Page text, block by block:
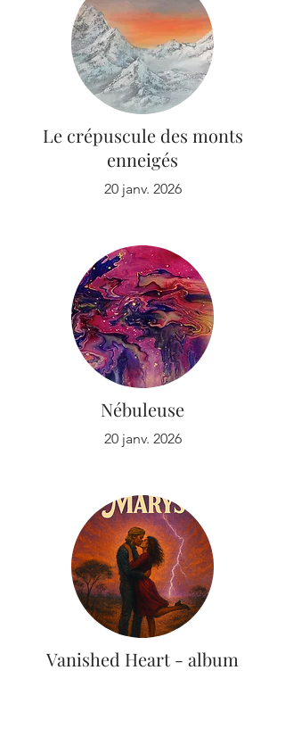
Le crépuscule des monts
enneigés
20 janv. 2026
Nébuleuse
20 janv. 2026
Vanished Heart - album